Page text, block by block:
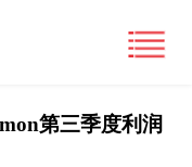
第三季度利润